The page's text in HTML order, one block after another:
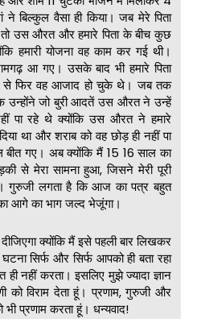
ने बिल्कुल वैसा ही किया। जब मेरे पिता
उस औरत और हमारे पिता के बीच कुछ
हमारी योजना वह काम कर गई थी।
आ गए। उसके बाद भी हमारे पिता
फिर वह आजाद हो चुके थे। जब तक
जो बुरी आदतें उस औरत ने उन्हें
पा रहे थे क्योंकि उस औरत ने हमारे
था और शराब को वह छोड़ ही नहीं पा
गए। अब क्योंकि मैं 15 16 साल का
से मेरा सामना हुआ, जिसने मेरी पूरी
गुरुजी लगता है कि आज का पत्र बहुत
आगे का भाग जल्द भेजूंगा।
क्योंकि मैं इसे पहली बार लिखकर
सिर्फ और सिर्फ आपको ही बता रहा
ही नहीं करता। इसलिए मुझे ज्यादा ज्ञान
को विराम देता हूं। प्रणाम, गुरुजी और
प्रणाम करता हूं। धन्यवाद!